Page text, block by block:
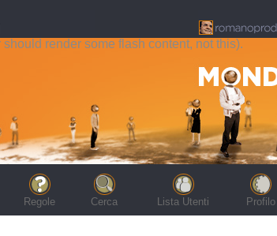
should render some flash content, not this).
Regole Cerca Lista Utenti Profilo